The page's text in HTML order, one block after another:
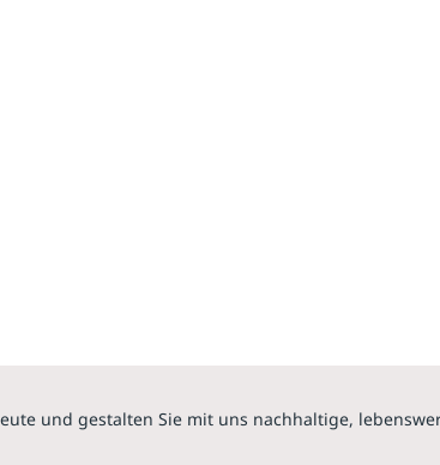
und gestalten Sie mit uns nachhaltige,